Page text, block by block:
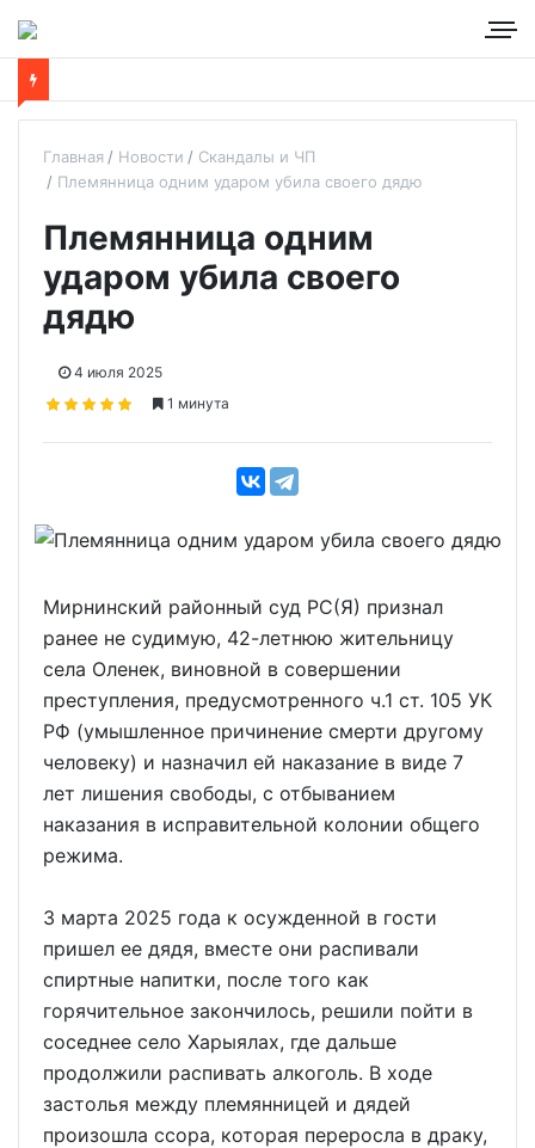
Главная Новости
Скандалы и ЧП
Племянница одним ударом убила своего дядю
Племянница одним
ударом убила своего
дядю
4 июля 2025
1 минута
Мирнинский районный суд РС(Я) признал
ранее не судимую, 42-летнюю жительницу
села Оленек, виновной в совершении
преступления, предусмотренного ч.1 ст. 105 УК
РФ (умышленное причинение смерти другому
человеку) и назначил ей наказание в виде 7
лет лишения свободы, с отбыванием
наказания в исправительной колонии общего
режима.
3 марта 2025 года к осужденной в гости
пришел ее дядя, вместе они распивали
спиртные напитки, после того как
горячительное закончилось, решили пойти в
соседнее село Харыялах, где дальше
продолжили распивать алкоголь. В ходе
застолья между племянницей и дядей
произошла ссора, которая переросла в драку,